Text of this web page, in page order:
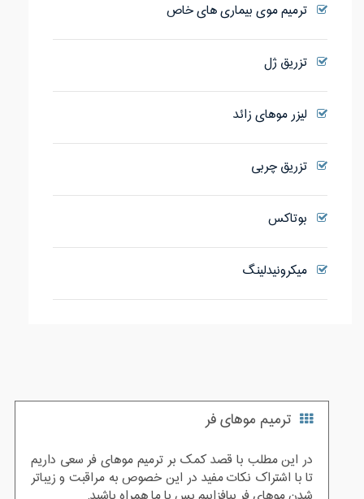
ترمیم موی بیماری های خاص
تزریق ژل
لیزر موهای زائد
تزریق چربی
بوتاکس
میکرونیدلینگ
ترمیم موهای فر
در این مطلب با قصد کمک بر ترمیم موهای فر سعی داریم
تا با اشتراک نکات مفید در این خصوص به مراقبت و زیباتر